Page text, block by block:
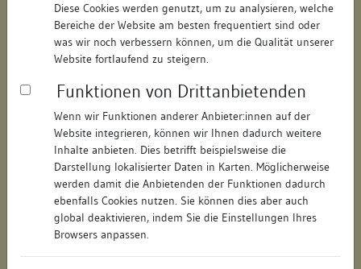
Diese Cookies werden genutzt, um zu analysieren, welche
Bereiche der Website am besten frequentiert sind oder
was wir noch verbessern können, um die Qualität unserer
Website fortlaufend zu steigern.
Funktionen von Drittanbietenden
Wenn wir Funktionen anderer Anbieter:innen auf der
Website integrieren, können wir Ihnen dadurch weitere
Inhalte anbieten. Dies betrifft beispielsweise die
Darstellung lokalisierter Daten in Karten. Möglicherweise
werden damit die Anbietenden der Funktionen dadurch
ebenfalls Cookies nutzen. Sie können dies aber auch
global deaktivieren, indem Sie die Einstellungen Ihres
Browsers anpassen.
Objektdaten
Straße: Kreuzlinger Straße
Hausnummer:
Postleitzahl: 78464
Stadt-Teilort: Konstanz
Regierungsbezirk: Freiburg
Konstanz (Landkreis)